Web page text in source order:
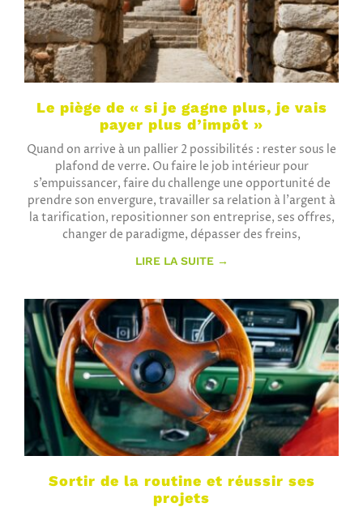
Le piège de « si je gagne plus, je vais
payer plus d’impôt »
Quand on arrive à un pallier 2 possibilités : rester sous le
plafond de verre. Ou faire le job intérieur pour
s’empuissancer, faire du challenge une opportunité de
prendre son envergure, travailler sa relation à l’argent à
la tarification, repositionner son entreprise, ses offres,
changer de paradigme, dépasser des freins,
LIRE LA SUITE →
Sortir de la routine et réussir ses
projets